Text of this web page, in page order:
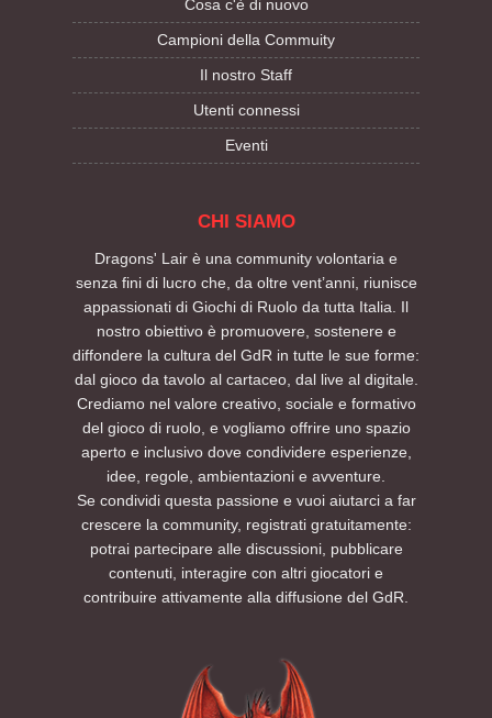
Cosa c'è di nuovo
Campioni della Commuity
Il nostro Staff
Utenti connessi
Eventi
CHI SIAMO
Dragons' Lair è una community volontaria e
senza fini di lucro che, da oltre vent’anni, riunisce
appassionati di Giochi di Ruolo da tutta Italia. Il
nostro obiettivo è promuovere, sostenere e
diffondere la cultura del GdR in tutte le sue forme:
dal gioco da tavolo al cartaceo, dal live al digitale.
Crediamo nel valore creativo, sociale e formativo
del gioco di ruolo, e vogliamo offrire uno spazio
aperto e inclusivo dove condividere esperienze,
idee, regole, ambientazioni e avventure.
Se condividi questa passione e vuoi aiutarci a far
crescere la community, registrati gratuitamente:
potrai partecipare alle discussioni, pubblicare
contenuti, interagire con altri giocatori e
contribuire attivamente alla diffusione del GdR.